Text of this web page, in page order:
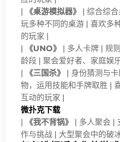
|
《桌游模拟器》
| 综合综
玩多种不同的桌游 | 喜欢多
的玩家 |
|
《UNO》
| 多人卡牌 | 规
龄段 | 聚会爱好者、家庭娱
|
《三国杀》
| 身份猜测与
物，运用技能和手牌取胜 |
互动的玩家 |
微扑克下载
|
《我不背锅》
| 多人聚会 |
作与挑战 | 大型聚会中的破